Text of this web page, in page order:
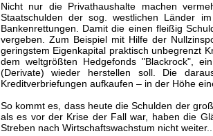
Nicht nur die Privathaushalte machen
Staatschulden der sog. westlichen Länder
Bankenrettungen. Damit die einen fleißig
vergeben. Zum Beispiel mit Hilfe der
geringstem Eigenkapital praktisch unbegrenzt
dem weltgrößten Hedgefonds "Blackrock",
(Derivate) wieder herstellen soll. Die
Kreditverbriefungen aufkaufen – in der Höhe
So kommt es, dass heute die Schulden der
als es vor der Krise der Fall war, haben die
Streben nach Wirtschaftswachstum nicht weiter...